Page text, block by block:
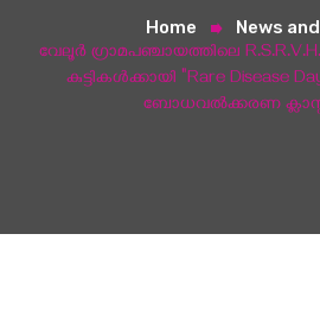
Home
News
വേലൂർ ഗ്രാമപഞ്ചായത്തിലെ
കുട്ടികൾക്കായി "Rare Disease
ബോധവൽക്കരണ